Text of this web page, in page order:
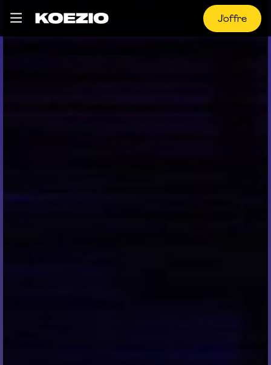
J'offre